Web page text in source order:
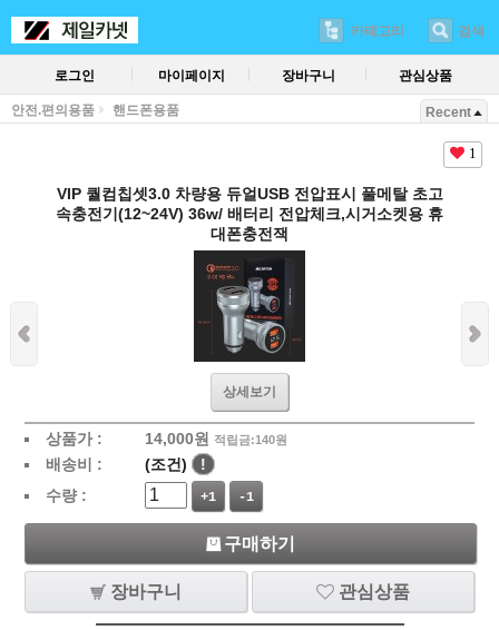
카테고리 검색
로그인 마이페이지 장바구니 관심상품
안전.편의용품 핸드폰용품 Recent
1
VIP 퀄컴칩셋3.0 차량용 듀얼USB 전압표시 풀메탈 초고
속충전기(12~24V) 36w/ 배터리 전압체크,시거소켓용 휴
대폰충전잭
상세보기
상품가 : 14,000원 적립금:140원
배송비 : (조건)
!
수량 :
+1 -1
구매하기
장바구니 관심상품